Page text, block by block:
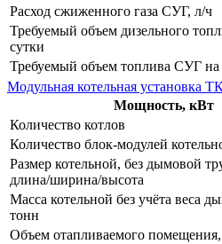
Расход сжиженного газа СУГ, л/ч
Требуемый объем дизельного
сутки
Требуемый объем топлива СУГ на
Модульная котельная установка
Мощность, кВт
Количество котлов
Количество блок-модулей
Размер котельной, без дымовой
длина/ширина/высота
Масса котельной без учёта веса
тонн
Объем отапливаемого